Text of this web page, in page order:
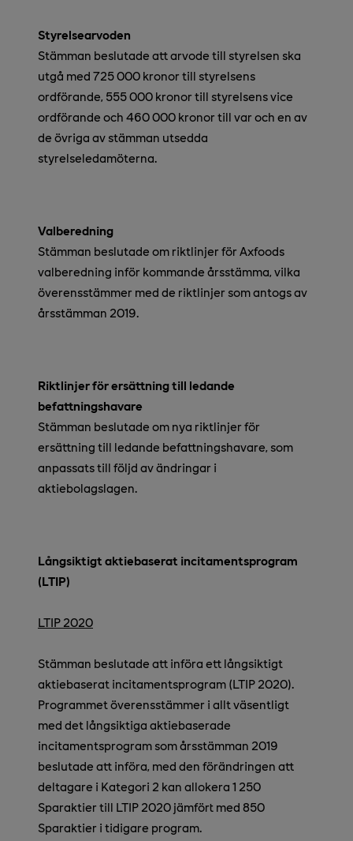
Styrelsearvoden
Stämman beslutade att arvode till styrelsen ska
utgå med 725 000 kronor till styrelsens
ordförande, 555 000 kronor till styrelsens vice
ordförande och 460 000 kronor till var och en av
de övriga av stämman utsedda
styrelseledamöterna.
Valberedning
Stämman beslutade om riktlinjer för Axfoods
valberedning inför kommande årsstämma, vilka
överensstämmer med de riktlinjer som antogs av
årsstämman 2019.
Riktlinjer för ersättning till ledande
befattningshavare
Stämman beslutade om nya riktlinjer för
ersättning till ledande befattningshavare, som
anpassats till följd av ändringar i
aktiebolagslagen.
Långsiktigt aktiebaserat incitamentsprogram
(LTIP)
LTIP 2020
Stämman beslutade att införa ett långsiktigt
aktiebaserat incitamentsprogram (LTIP 2020).
Programmet överensstämmer i allt väsentligt
med det långsiktiga aktiebaserade
incitamentsprogram som årsstämman 2019
beslutade att införa, med den förändringen att
deltagare i Kategori 2 kan allokera 1 250
Sparaktier till LTIP 2020 jämfört med 850
Sparaktier i tidigare program.